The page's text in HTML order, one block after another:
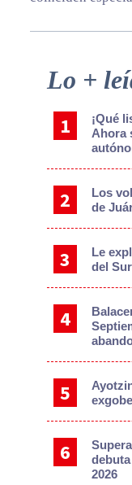
Primary
Lo +
¡Qué
Ahora
Los
de
Le
del
2026